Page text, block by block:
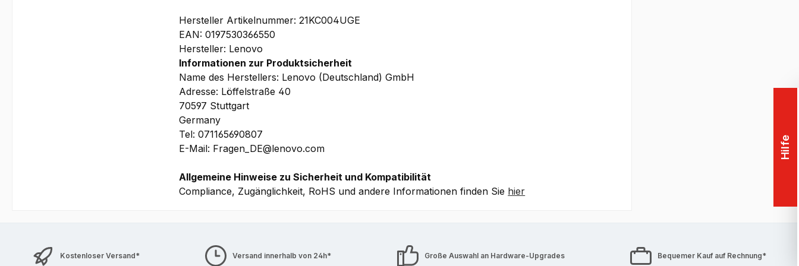
Hersteller Artikelnummer: 21KC004UGE
EAN: 0197530366550
Hersteller: Lenovo
Informationen zur Produktsicherheit
Name des Herstellers: Lenovo (Deutschland) GmbH
Adresse: Löffelstraße 40
70597 Stuttgart
Germany
Tel: 071165690807
E-Mail: Fragen_DE@lenovo.com
Allgemeine Hinweise zu Sicherheit und Kompatibilität
Compliance, Zugänglichkeit, RoHS und andere Informationen finden Sie hier
Kostenloser Versand* Versand innerhalb von 24h* Große Auswahl an Hardware-Upgrades Bequemer Kauf auf Rechnung*
Hilfe